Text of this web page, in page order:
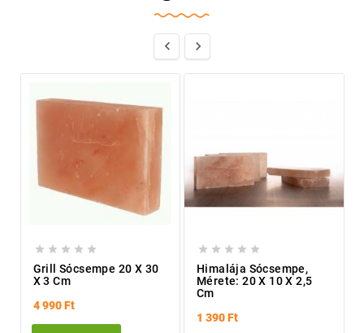
 
    
Grill Sócsempe 20 X 30
X 3 Cm
4 990 Ft
    
Himalája Sócsempe,
Mérete: 20 X 10 X 2,5
Cm
1 390 Ft